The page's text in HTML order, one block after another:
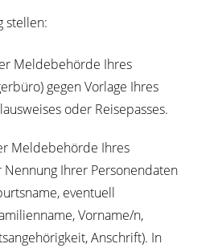
stellen:
Meldebehörde Ihres
gegen Vorlage Ihres
oder Reisepasses.
Meldebehörde Ihres
Ihrer Personendaten
eventuell
Vorname/n,
Anschrift). In